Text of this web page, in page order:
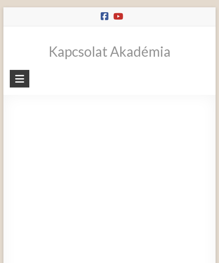
Kapcsolat Akadémia